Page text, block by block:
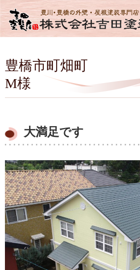
豊橋市町畑町
M様
大満足です